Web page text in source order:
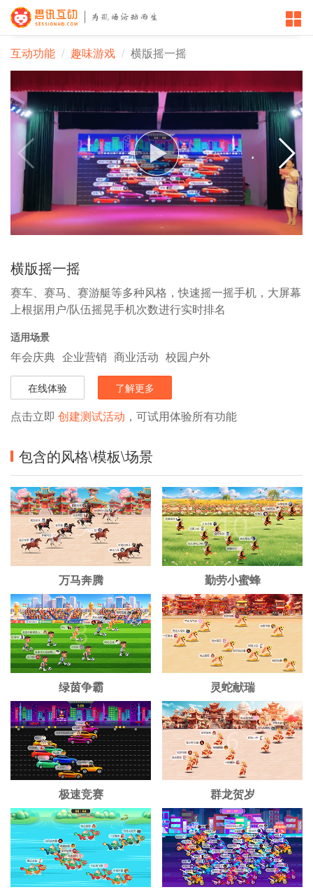
互动功能 趣味游戏 横版摇一摇
横版摇一摇
赛车、赛马、赛游艇等多种风格，快速摇一摇手机，大屏幕
上根据用户/队伍摇晃手机次数进行实时排名
适用场景
年会庆典 企业营销 商业活动 校园户外
在线体验 了解更多
点击立即 创建测试活动 ，可试用体验所有功能
包含的风格\模板\场景
万马奔腾 勤劳小蜜蜂
绿茵争霸 灵蛇献瑞
极速竞赛 群龙贺岁